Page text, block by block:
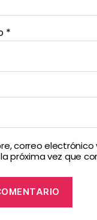
*
correo
próxima vez que